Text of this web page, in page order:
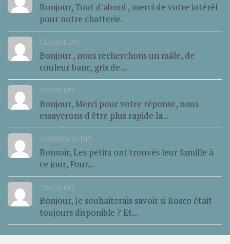
Bonjour, Tout d'abord , merci de votre intérêt
pour notre chatterie.
CLAUDE DIT
Bonjour , nous recherchons un mâle, de
couleur banc, gris de...
TISON DIT
Bonjour, Merci pour votre réponse, nous
essayerons d'être plus rapide la...
ADMIN8616 DIT
Bonsoir, Les petits ont trouvés leur famille à
ce jour, Pour...
TISON DIT
Bonjour, Je souhaiterais savoir si Rosco était
toujours disponible ? Et...